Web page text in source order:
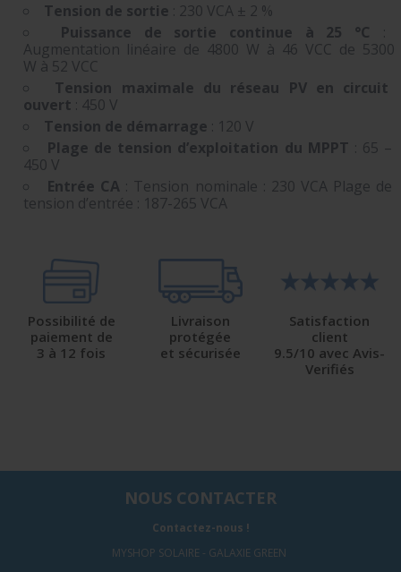
Tension de sortie : 230 VCA ± 2 %
Puissance de sortie continue à
25 °C
:
Augmentation linéaire de 4800 W à 46 VCC de 5300
W à 52 VCC
Tension maximale du réseau PV en circuit
ouvert : 450 V
Tension de démarrage : 120 V
Plage de tension d’exploitation du MPPT : 65 –
450 V
Entrée CA : Tension nominale : 230 VCA Plage de
tension d’entrée : 187-265 VCA
Possibilité de
paiement de
3 à 12 fois
Livraison
protégée
et sécurisée
Satisfaction
client
9.5/10 avec Avis-
Verifiés
NOUS CONTACTER
Contactez-nous !
MYSHOP SOLAIRE - GALAXIE GREEN